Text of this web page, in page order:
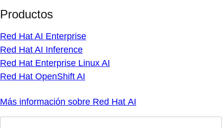
Productos
Red Hat AI Enterprise
Red Hat AI Inference
Red Hat Enterprise Linux AI
Red Hat OpenShift AI
Más información sobre Red Hat AI